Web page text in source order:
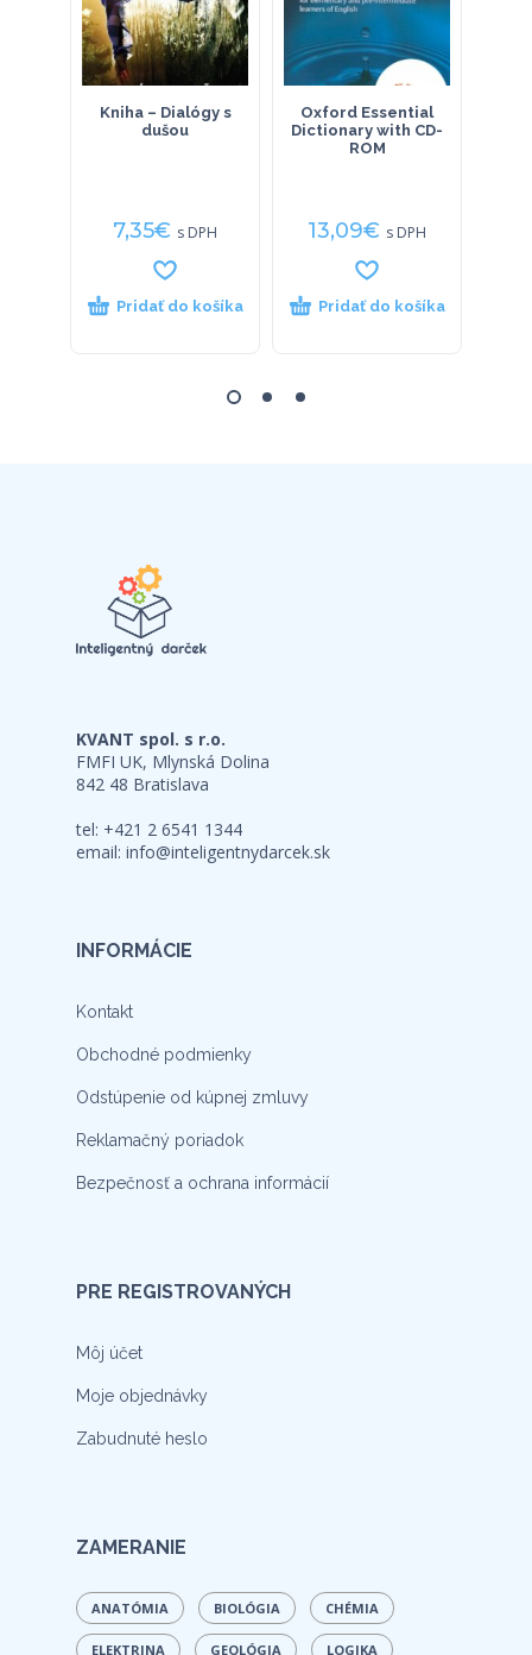
Kniha – Dialógy s
dušou
7,35€ s DPH
Pridať do košíka
Oxford Essential
Dictionary with CD-
ROM
13,09€ s DPH
Pridať do košíka
KVANT spol. s r.o.
FMFI UK, Mlynská Dolina
842 48 Bratislava
tel: +421 2 6541 1344
email: info@inteligentnydarcek.sk
INFORMÁCIE
Kontakt
Obchodné podmienky
Odstúpenie od kúpnej zmluvy
Reklamačný poriadok
Bezpečnosť a ochrana informácií
PRE REGISTROVANÝCH
Môj účet
Moje objednávky
Zabudnuté heslo
ZAMERANIE
ANATÓMIA BIOLÓGIA CHÉMIA
ELEKTRINA GEOLÓGIA LOGIKA